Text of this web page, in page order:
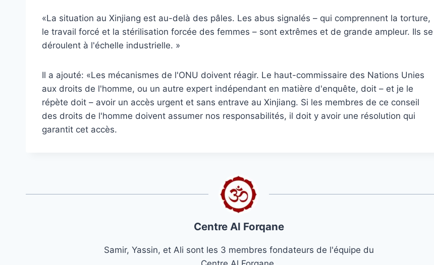
«La situation au Xinjiang est au-delà des pâles. Les abus signalés – qui comprennent la torture,
le travail forcé et la stérilisation forcée des femmes – sont extrêmes et de grande ampleur. Ils se
déroulent à l'échelle industrielle. »
Il a ajouté: «Les mécanismes de l'ONU doivent réagir. Le haut-commissaire des Nations Unies
aux droits de l'homme, ou un autre expert indépendant en matière d'enquête, doit – et je le
répète doit – avoir un accès urgent et sans entrave au Xinjiang. Si les membres de ce conseil
des droits de l'homme doivent assumer nos responsabilités, il doit y avoir une résolution qui
garantit cet accès.
Centre Al Forqane
Samir, Yassin, et Ali sont les 3 membres fondateurs de l'équipe du